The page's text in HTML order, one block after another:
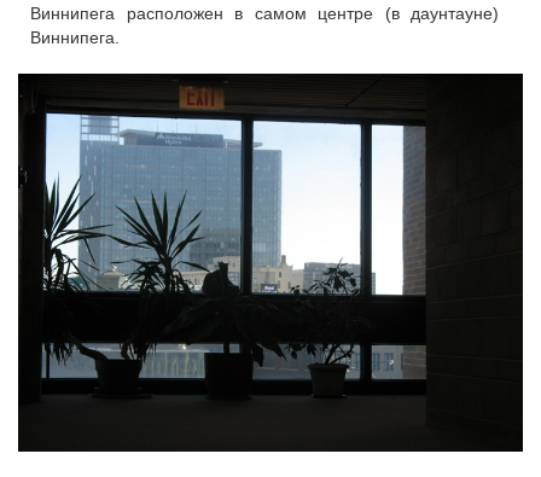
Виннипега расположен в самом центре (в даунтауне)
Виннипега.